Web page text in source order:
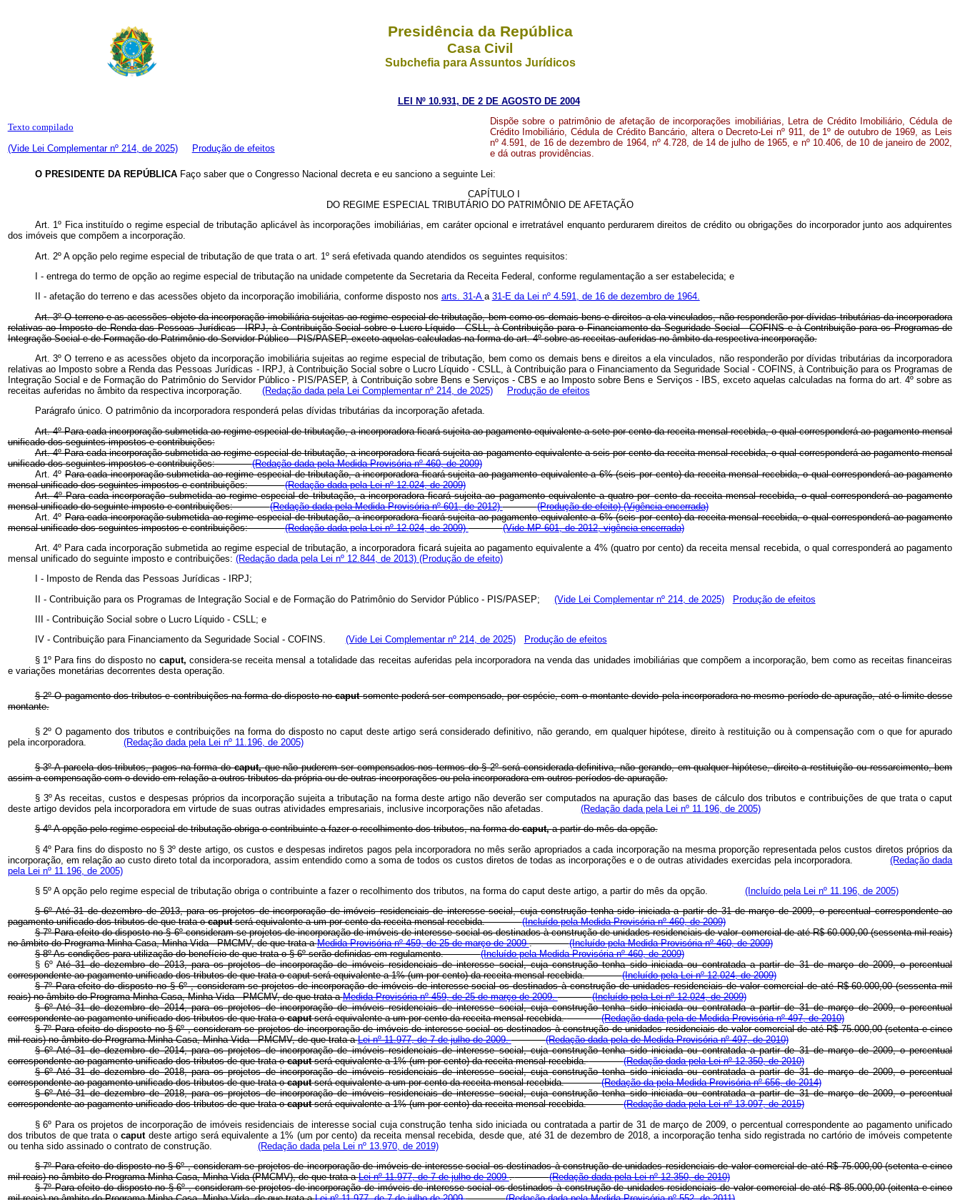
Presidência da República
Casa Civil
Subchefia para Assuntos Jurídicos
LEI Nº 10.931, DE 2 DE AGOSTO DE 2004
Texto compilado
(Vide Lei Complementar nº 214, de 2025)
Produção de efeitos
Dispõe sobre o patrimônio de afetação de incorporações imobiliárias, Letra de Crédito Imobiliário, Cédula de
Crédito Imobiliário, Cédula de Crédito Bancário, altera o Decreto-Lei nº 911, de 1º de outubro de 1969, as Leis
nº 4.591, de 16 de dezembro de 1964, nº 4.728, de 14 de julho de 1965, e nº 10.406, de 10 de janeiro de 2002,
e dá outras providências.
O PRESIDENTE DA REPÚBLICA Faço saber que o Congresso Nacional decreta e eu sanciono a seguinte Lei:
CAPÍTULO I
DO REGIME ESPECIAL TRIBUTÁRIO DO PATRIMÔNIO DE AFETAÇÃO
Art. 1º Fica instituído o regime especial de tributação aplicável às incorporações imobiliárias, em caráter opcional e irretratável enquanto perdurarem direitos de crédito ou obrigações do incorporador junto aos adquirentes
dos imóveis que compõem a incorporação.
Art. 2º A opção pelo regime especial de tributação de que trata o art. 1º será efetivada quando atendidos os seguintes requisitos:
I - entrega do termo de opção ao regime especial de tributação na unidade competente da Secretaria da Receita Federal, conforme regulamentação a ser estabelecida; e
II - afetação do terreno e das acessões objeto da incorporação imobiliária, conforme disposto nos arts. 31-A a 31-E da Lei nº 4.591, de 16 de dezembro de 1964.
Art. 3º O terreno e as acessões objeto da incorporação imobiliária sujeitas ao regime especial de tributação, bem como os demais bens e direitos a ela vinculados, não responderão por dívidas tributárias da incorporadora
relativas ao Imposto de Renda das Pessoas Jurídicas - IRPJ, à Contribuição Social sobre o Lucro Líquido - CSLL, à Contribuição para o Financiamento da Seguridade Social - COFINS e à Contribuição para os Programas de
Integração Social e de Formação do Patrimônio do Servidor Público - PIS/PASEP, exceto aquelas calculadas na forma do art. 4º sobre as receitas auferidas no âmbito da respectiva incorporação.
Art. 3º O terreno e as acessões objeto da incorporação imobiliária sujeitas ao regime especial de tributação, bem como os demais bens e direitos a ela vinculados, não responderão por dívidas tributárias da incorporadora
relativas ao Imposto sobre a Renda das Pessoas Jurídicas - IRPJ, à Contribuição Social sobre o Lucro Líquido - CSLL, à Contribuição para o Financiamento da Seguridade Social - COFINS, à Contribuição para os Programas de
Integração Social e de Formação do Patrimônio do Servidor Público - PIS/PASEP, à Contribuição sobre Bens e Serviços - CBS e ao Imposto sobre Bens e Serviços - IBS, exceto aquelas calculadas na forma do art. 4º sobre as
receitas auferidas no âmbito da respectiva incorporação. (Redação dada pela Lei Complementar nº 214, de 2025)
Produção de efeitos
Parágrafo único. O patrimônio da incorporadora responderá pelas dívidas tributárias da incorporação afetada.
Art. 4º Para cada incorporação submetida ao regime especial de tributação, a incorporadora ficará sujeita ao pagamento equivalente a sete por cento da receita mensal recebida, o qual corresponderá ao pagamento mensal
unificado dos seguintes impostos e contribuições:
Art. 4º Para cada incorporação submetida ao regime especial de tributação, a incorporadora ficará sujeita ao pagamento equivalente a seis por cento da receita mensal recebida, o qual corresponderá ao pagamento mensal
unificado dos seguintes impostos e contribuições:(Redação dada pela Medida Provisória nº 460, de 2009)
Art. 4ºPara cada incorporação submetida ao regime especial de tributação, a incorporadora ficará sujeita ao pagamento equivalente a 6% (seis por cento) da receita mensal recebida, o qual corresponderá ao pagamento
mensal unificado dos seguintes impostos e contribuições:(Redação dada pela Lei nº 12.024, de 2009)
Art. 4º Para cada incorporação submetida ao regime especial de tributação, a incorporadora ficará sujeita ao pagamento equivalente a quatro por cento da receita mensal recebida, o qual corresponderá ao pagamento
mensal unificado do seguinte imposto e contribuições:(Redação dada pela Medida Provisória nº 601, de 2012) (Produção de efeito)(Vigência encerrada)
Art. 4ºPara cada incorporação submetida ao regime especial de tributação, a incorporadora ficará sujeita ao pagamento equivalente a 6% (seis por cento) da receita mensal recebida, o qual corresponderá ao pagamento
mensal unificado dos seguintes impostos e contribuições:(Redação dada pela Lei nº 12.024, de 2009)
(Vide MP 601, de 2012, vigência encerrada)
Art. 4º Para cada incorporação submetida ao regime especial de tributação, a incorporadora ficará sujeita ao pagamento equivalente a 4% (quatro por cento) da receita mensal recebida, o qual corresponderá ao pagamento
mensal unificado do seguinte imposto e contribuições: (Redação dada pela Lei nº 12.844, de 2013) (Produção de efeito)
I - Imposto de Renda das Pessoas Jurídicas - IRPJ;
II - Contribuição para os Programas de Integração Social e de Formação do Patrimônio do Servidor Público - PIS/PASEP; (Vide Lei Complementar nº 214, de 2025)
Produção de efeitos
III - Contribuição Social sobre o Lucro Líquido - CSLL; e
IV - Contribuição para Financiamento da Seguridade Social - COFINS. (Vide Lei Complementar nº 214, de 2025)
Produção de efeitos
§ 1º Para fins do disposto no caput, considera-se receita mensal a totalidade das receitas auferidas pela incorporadora na venda das unidades imobiliárias que compõem a incorporação, bem como as receitas financeiras
e variações monetárias decorrentes desta operação.
§ 2º O pagamento dos tributos e contribuições na forma do disposto nocaputsomente poderá ser compensado, por espécie, com o montante devido pela incorporadora no mesmo período de apuração, até o limite desse
montante.
§ 2º O pagamento dos tributos e contribuições na forma do disposto no caput deste artigo será considerado definitivo, não gerando, em qualquer hipótese, direito à restituição ou à compensação com o que for apurado
pela incorporadora. (Redação dada pela Lei nº 11.196, de 2005)
§ 3º A parcela dos tributos, pagos na forma docaput,que não puderem ser compensados nos termos do § 2º será considerada definitiva, não gerando, em qualquer hipótese, direito a restituição ou ressarcimento, bem
assim a compensação com o devido em relação a outros tributos da própria ou de outras incorporações ou pela incorporadora em outros períodos de apuração.
§ 3º As receitas, custos e despesas próprios da incorporação sujeita a tributação na forma deste artigo não deverão ser computados na apuração das bases de cálculo dos tributos e contribuições de que trata o caput
deste artigo devidos pela incorporadora em virtude de suas outras atividades empresariais, inclusive incorporações não afetadas. (Redação dada pela Lei nº 11.196, de 2005)
§ 4º A opção pelo regime especial de tributação obriga o contribuinte a fazer o recolhimento dos tributos, na forma docaput,a partir do mês da opção.
§ 4º Para fins do disposto no § 3º deste artigo, os custos e despesas indiretos pagos pela incorporadora no mês serão apropriados a cada incorporação na mesma proporção representada pelos custos diretos próprios da
incorporação, em relação ao custo direto total da incorporadora, assim entendido como a soma de todos os custos diretos de todas as incorporações e o de outras atividades exercidas pela incorporadora.(Redação dada
pela Lei nº 11.196, de 2005)
§ 5º A opção pelo regime especial de tributação obriga o contribuinte a fazer o recolhimento dos tributos, na forma do caput deste artigo, a partir do mês da opção. (Incluído pela Lei nº 11.196, de 2005)
§ 6º Até 31 de dezembro de 2013, para os projetos de incorporação de imóveis residenciais de interesse social, cuja construção tenha sido iniciada a partir de 31 de março de 2009, o percentual correspondente ao
pagamento unificado dos tributos de que trata ocaputserá equivalente a um por cento da receita mensal recebida.(Incluído pela Medida Provisória nº 460, de 2009)
§ 7º Para efeito do disposto no § 6º consideram-se projetos de incorporação de imóveis de interesse social os destinados à construção de unidades residenciais de valor comercial de até R$ 60.000,00 (sessenta mil reais)
no âmbito do Programa Minha Casa, Minha Vida - PMCMV, de que trata aMedida Provisória nº 459, de 25 de março de 2009.(Incluído pela Medida Provisória nº 460, de 2009)
§ 8º As condições para utilização do benefício de que trata o § 6º serão definidas em regulamento.(Incluído pela Medida Provisória nº 460, de 2009)
§ 6ºAté 31 de dezembro de 2013, para os projetos de incorporação de imóveis residenciais de interesse social, cuja construção tenha sido iniciada ou contratada a partir de 31 de março de 2009, o percentual
correspondente ao pagamento unificado dos tributos de que trata ocaputserá equivalente a 1% (um por cento) da receita mensal recebida.(Incluído pela Lei nº 12.024, de 2009)
§ 7º Para efeito do disposto no § 6º , consideram-se projetos de incorporação de imóveis de interesse social os destinados à construção de unidades residenciais de valor comercial de até R$ 60.000,00 (sessenta mil
reais) no âmbito do Programa Minha Casa, Minha Vida - PMCMV, de que trata aMedida Provisória nº 459, de 25 de março de 2009.
(Incluído pela Lei nº 12.024, de 2009)
§ 6º Até 31 de dezembro de 2014, para os projetos de incorporação de imóveis residenciais de interesse social, cuja construção tenha sido iniciada ou contratada a partir de 31 de março de 2009, o percentual
correspondente ao pagamento unificado dos tributos de que trata ocaputserá equivalente a um por cento da receita mensal recebida.
(Redação dada pela de Medida Provisória nº 497, de 2010)
§ 7º Para efeito do disposto no § 6º , consideram-se projetos de incorporação de imóveis de interesse social os destinados à construção de unidades residenciais de valor comercial de até R$ 75.000,00 (setenta e cinco
mil reais) no âmbito do Programa Minha Casa, Minha Vida - PMCMV, de que trata aLei nº 11.977, de 7 de julho de 2009.
(Redação dada pela de Medida Provisória nº 497, de 2010)
§ 6º Até 31 de dezembro de 2014, para os projetos de incorporação de imóveis residenciais de interesse social, cuja construção tenha sido iniciada ou contratada a partir de 31 de março de 2009, o percentual
correspondente ao pagamento unificado dos tributos de que trata ocaputserá equivalente a 1% (um por cento) da receita mensal recebida.
(Redação dada pela Lei nº 12.350, de 2010)
§ 6º Até 31 de dezembro de 2018, para os projetos de incorporação de imóveis residenciais de interesse social, cuja construção tenha sido iniciada ou contratada a partir de 31 de março de 2009, o percentual
correspondente ao pagamento unificado dos tributos de que trata ocaputserá equivalente a um por cento da receita mensal recebida.(Redação da pela Medida Provisória nº 656, de 2014)
§ 6º Até 31 de dezembro de 2018, para os projetos de incorporação de imóveis residenciais de interesse social, cuja construção tenha sido iniciada ou contratada a partir de 31 de março de 2009, o percentual
correspondente ao pagamento unificado dos tributos de que trata ocaputserá equivalente a 1% (um por cento) da receita mensal recebida.(Redação dada pela Lei nº 13.097, de 2015)
§ 6º Para os projetos de incorporação de imóveis residenciais de interesse social cuja construção tenha sido iniciada ou contratada a partir de 31 de março de 2009, o percentual correspondente ao pagamento unificado
dos tributos de que trata ocaputdeste artigo será equivalente a 1% (um por cento) da receita mensal recebida, desde que, até 31 de dezembro de 2018, a incorporação tenha sido registrada no cartório de imóveis competente
ou tenha sido assinado o contrato de construção. (Redação dada pela Lei nº 13.970, de 2019)
§ 7º Para efeito do disposto no § 6º , consideram-se projetos de incorporação de imóveis de interesse social os destinados à construção de unidades residenciais de valor comercial de até R$ 75.000,00 (setenta e cinco
mil reais) no âmbito do Programa Minha Casa, Minha Vida (PMCMV), de que trata aLei nº 11.977, de 7 de julho de 2009.
(Redação dada pela Lei nº 12.350, de 2010)
§ 7ºPara efeito do disposto no § 6º , consideram-se projetos de incorporação de imóveis de interesse social os destinados à construção de unidades residenciais de valor comercial de até R$ 85.000,00 (oitenta e cinco